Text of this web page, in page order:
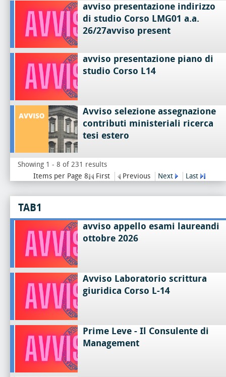
avviso presentazione indirizzo
di studio Corso LMG01 a.a.
26/27avviso present
avviso presentazione piano di
studio Corso L14
Avviso selezione assegnazione
contributi ministeriali ricerca
tesi estero
Showing 1 - 8 of 231 results
Items per Page 8
First Previous Next Last
TAB1
avviso appello esami laureandi
ottobre 2026
Avviso Laboratorio scrittura
giuridica Corso L-14
Prime Leve - Il Consulente di
Management